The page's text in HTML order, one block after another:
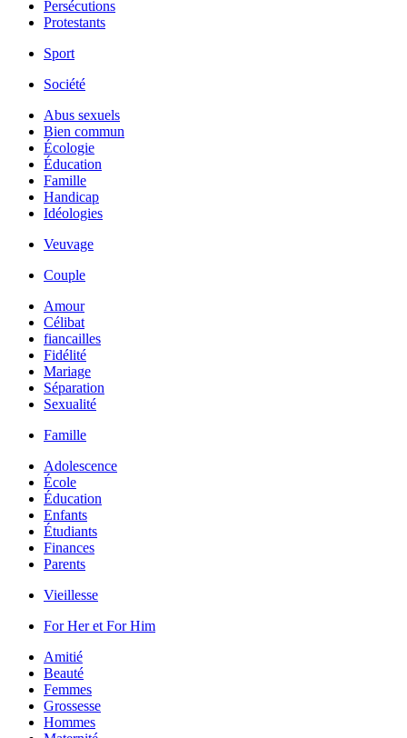
Persécutions
Protestants
Sport
Société
Abus sexuels
Bien commun
Écologie
Éducation
Famille
Handicap
Idéologies
Veuvage
Couple
Amour
Célibat
fiancailles
Fidélité
Mariage
Séparation
Sexualité
Famille
Adolescence
École
Éducation
Enfants
Étudiants
Finances
Parents
Vieillesse
For Her et For Him
Amitié
Beauté
Femmes
Grossesse
Hommes